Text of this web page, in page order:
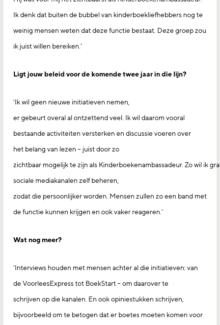
Ik denk dat buiten de bubbel van kinderboekliefhebbers nog te
weinig mensen weten dat deze functie bestaat. Deze groep zou
ik juist willen bereiken.’
Ligt jouw beleid voor de komende twee jaar in die lijn?
‘Ik wil geen nieuwe initiatieven nemen,
er gebeurt overal al ontzettend veel. Ik wil daarom vooral
bestaande activiteiten versterken en discussie voeren over
het belang van lezen – juist door zo
zichtbaar mogelijk te zijn als Kinderboekenambassadeur. Zo wil ik
sociale mediakanalen zelf beheren,
zodat die persoonlijker worden. Mensen zullen zo een band met
de functie kunnen krijgen en ook vaker reageren.’
Wat nog meer?
‘Interviews houden met mensen achter al die initiatieven: van
de VoorleesExpress tot BoekStart – om daarover te
schrijven op die kanalen. En ook opiniestukken schrijven,
bijvoorbeeld om te betogen dat er boetes moeten komen voor